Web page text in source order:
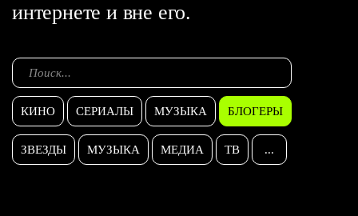
интернете и вне его.
КИНО СЕРИАЛЫ МУЗЫКА БЛОГЕРЫ
ЗВЕЗДЫ МУЗЫКА МЕДИА ТВ ...